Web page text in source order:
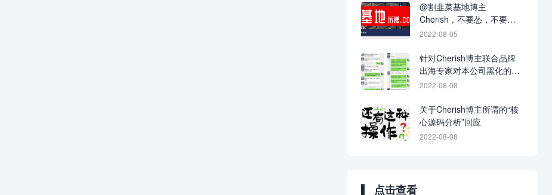
@割韭菜基地博主
Cherish，不要怂，不要不
回应，不要当缩头乌龟！
2022-08-05
针对Cherish博主联合品牌
出海专家对本公司黑化的战
争进展图
2022-08-08
关于Cherish博主所谓的“核
心源码分析”回应
2022-08-08
点击查看